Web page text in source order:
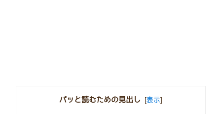
パッと読むための見出し [表示]